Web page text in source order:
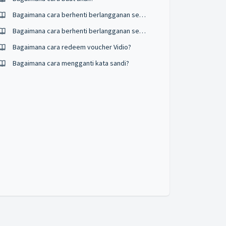
Bagaimana cara berhenti berlangganan secara otomatis ?
Bagaimana cara berhenti berlangganan secara otomatis ?
Bagaimana cara redeem voucher Vidio?
Bagaimana cara mengganti kata sandi?